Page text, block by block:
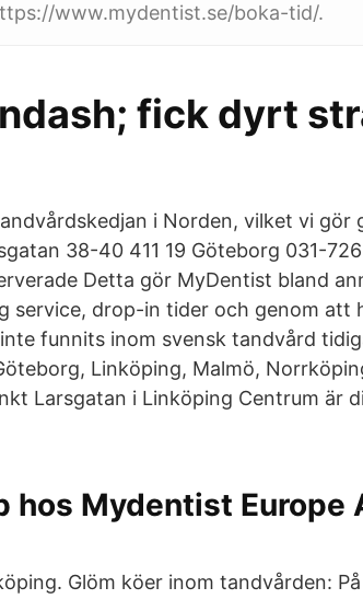
www.mydentist.se/boka-tid/.
fick dyrt
i Norden, vilket vi gör
38-40 411 19 Göteborg 031-
Detta gör MyDentist bland
service, drop-in tider och genom att
funnits inom svensk tandvård
Linköping, Malmö,
Larsgatan i Linköping Centrum är
hos Mydentist Europe
Glöm köer inom tandvården: